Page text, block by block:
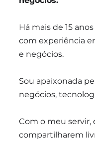
Há mais de 15 anos
com experiência
e negócios.
Sou apaixonada
negócios,
Com o meu servir,
compartilharem